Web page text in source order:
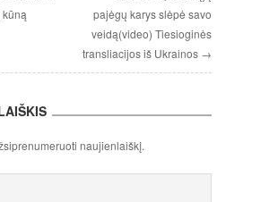
pajėgų karys slėpė savo
veidą(video) Tiesioginės
transliacijos iš Ukrainos →
naujienlaiškį.